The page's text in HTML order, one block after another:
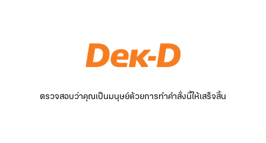
ตรวจสอบว่าคุณเป็นมนุษย์ด้วยการทำคำสั่งนี้ให้เสร็จสิ้น